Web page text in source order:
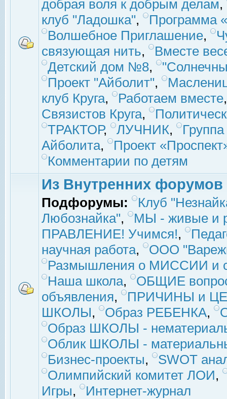
добрая воля к добрым делам,
клуб "Ладошка",
Программа
Волшебное Приглашение,
связующая нить,
Вместе
Детский дом №8,
Проект "Айболит",
клуб Круга, Работаем вместе
Связистов Круга,
ТРАКТОР, ЛУЧНИК,
Айболита,
Проект
Комментарии по детям
Из Внутренних форумов
Подфорумы:
Клуб
Любознайка",
МЫ - живые и
ПРАВЛЕНИЕ! Учимся!,
научная работа,
ООО
Размышления о МИССИИ и
Наша школа,
ОБЩИЕ
объявления,
ПРИЧИНЫ и
ШКОЛЫ, Образ РЕБЕНКА,
Образ ШКОЛЫ -
Облик ШКОЛЫ -
Бизнес-проекты,
SWOT
Олимпийский комитет ЛОИ,
Игры, Интернет-журнал